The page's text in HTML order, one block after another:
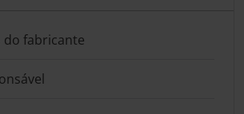
do fabricante